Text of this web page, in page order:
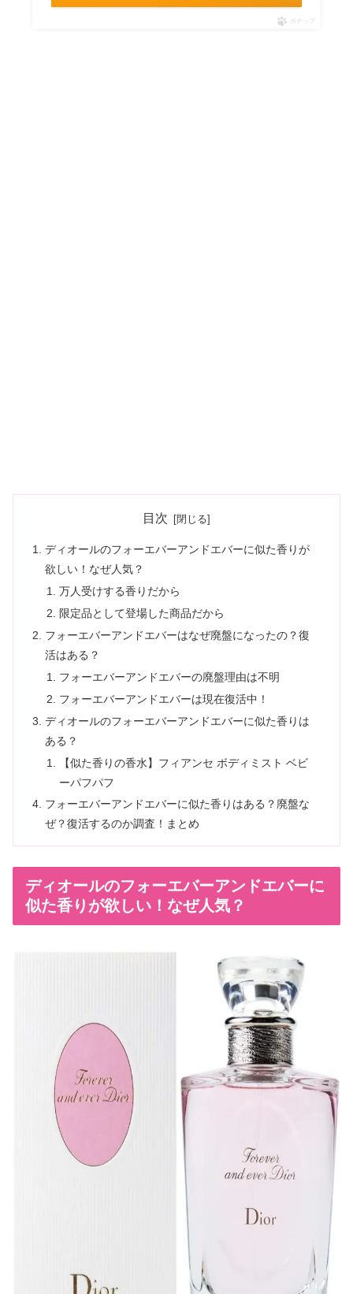
ポチップ
目次
ディオールのフォーエバーアンドエバーに似た香りが
欲しい！なぜ人気？
万人受けする香りだから
限定品として登場した商品だから
フォーエバーアンドエバーはなぜ廃盤になったの？復
活はある？
フォーエバーアンドエバーの廃盤理由は不明
フォーエバーアンドエバーは現在復活中！
ディオールのフォーエバーアンドエバーに似た香りは
ある？
【似た香りの香水】フィアンセ ボディミスト ベビ
ーパフパフ
フォーエバーアンドエバーに似た香りはある？廃盤な
ぜ？復活するのか調査！まとめ
ディオールのフォーエバーアンドエバーに
似た香りが欲しい！なぜ人気？